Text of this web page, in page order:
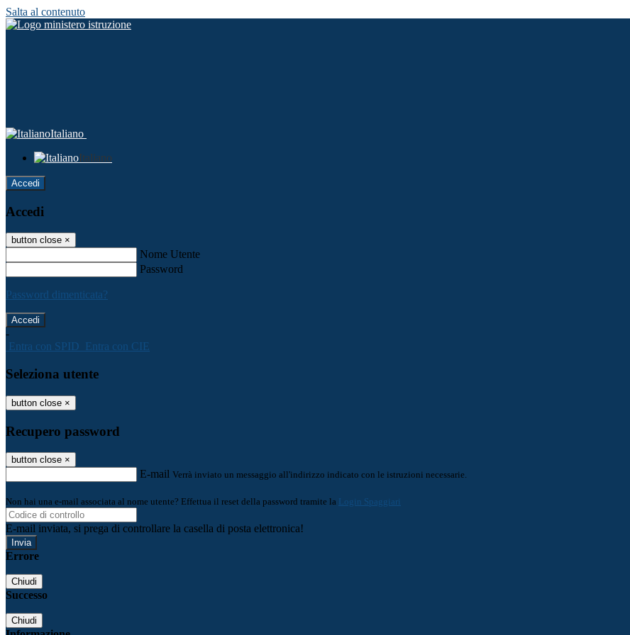
Salta al contenuto
Italiano
Italiano
Accedi
Accedi
button close ×
Nome Utente
Password
Password dimenticata?
-
Entra con SPID Entra con CIE
Seleziona utente
button close ×
Recupero password
button close ×
E-mail Verrà inviato un messaggio all'indirizzo indicato con le istruzioni necessarie.
Non hai una e-mail associata al nome utente? Effettua il reset della password tramite la Login Spaggiari
E-mail inviata, si prega di controllare la casella di posta elettronica!
Errore
Chiudi
Successo
Chiudi